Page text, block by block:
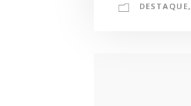
DESTAQUE,